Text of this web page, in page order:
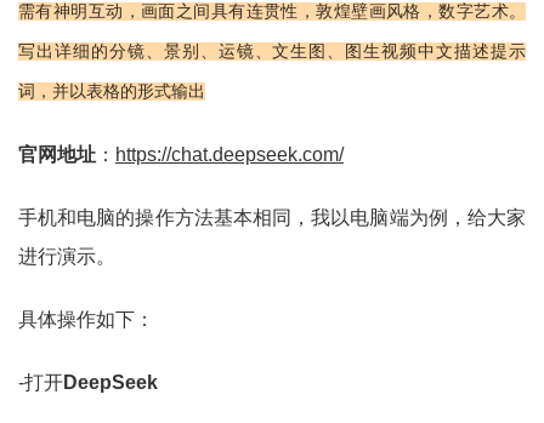
需有神明互动，画面之间具有连贯性，敦煌壁画风格，数字艺术。
写出详细的分镜、景别、运镜、文生图、图生视频中文描述提示
词，并以表格的形式输出
官网地址 ： https://chat.deepseek.com/
手机和电脑的操作方法基本相同，我以电脑端为例，给大家
进行演示。
具体操作如下：
-打开DeepSeek